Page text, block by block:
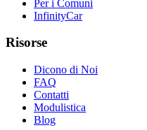
Per i Comuni
InfinityCar
Risorse
Dicono di Noi
FAQ
Contatti
Modulistica
Blog